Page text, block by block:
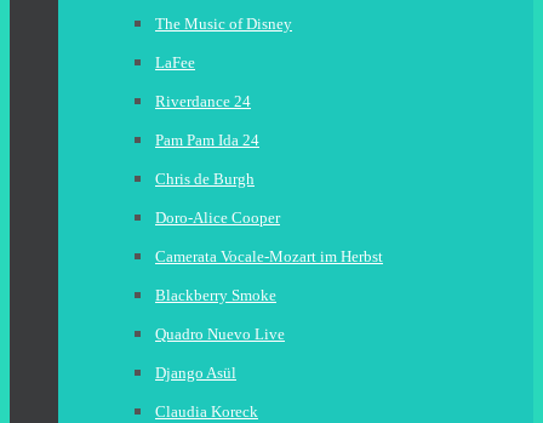
The Music of Disney
LaFee
Riverdance 24
Pam Pam Ida 24
Chris de Burgh
Doro-Alice Cooper
Camerata Vocale-Mozart im Herbst
Blackberry Smoke
Quadro Nuevo Live
Django Asül
Claudia Koreck